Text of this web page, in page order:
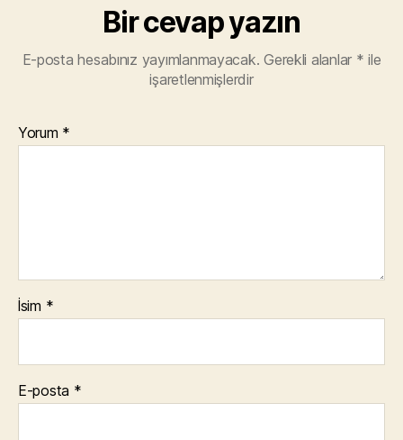
Bir cevap yazın
E-posta hesabınız yayımlanmayacak. Gerekli alanlar * ile
işaretlenmişlerdir
Yorum *
İsim *
E-posta *